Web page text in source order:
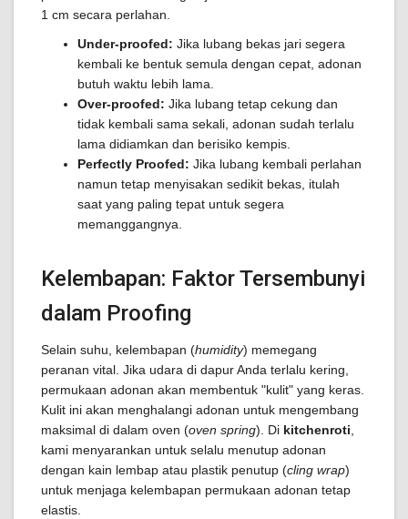
1 cm secara perlahan.
Under-proofed: Jika lubang bekas jari segera
kembali ke bentuk semula dengan cepat, adonan
butuh waktu lebih lama.
Over-proofed: Jika lubang tetap cekung dan
tidak kembali sama sekali, adonan sudah terlalu
lama didiamkan dan berisiko kempis.
Perfectly Proofed: Jika lubang kembali perlahan
namun tetap menyisakan sedikit bekas, itulah
saat yang paling tepat untuk segera
memanggangnya.
Kelembapan: Faktor Tersembunyi
dalam Proofing
Selain suhu, kelembapan (humidity) memegang
peranan vital. Jika udara di dapur Anda terlalu kering,
permukaan adonan akan membentuk "kulit" yang keras.
Kulit ini akan menghalangi adonan untuk mengembang
maksimal di dalam oven (oven spring). Di kitchenroti
kami menyarankan untuk selalu menutup adonan
dengan kain lembap atau plastik penutup (cling wrap)
untuk menjaga kelembapan permukaan adonan tetap
elastis.